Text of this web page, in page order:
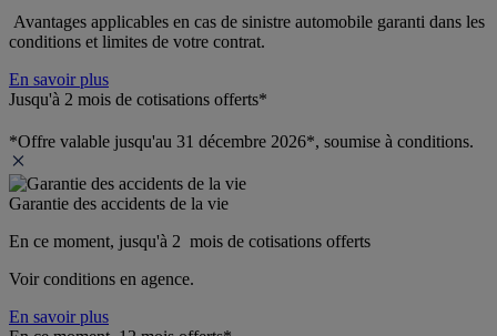
Avantages applicables en cas de sinistre automobile garanti dans les
conditions et limites de votre contrat.
En savoir plus
Jusqu'à 2 mois de cotisations offerts*
*Offre valable jusqu'au 31 décembre 2026*, soumise à conditions.
Garantie des accidents de la vie
En ce moment, jusqu'à 2  mois de cotisations offerts
Voir conditions en agence.
En savoir plus